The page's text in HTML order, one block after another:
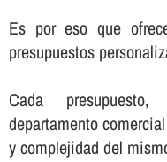
Es por eso que
presupuestos
Cada
departamento
y complejidad del